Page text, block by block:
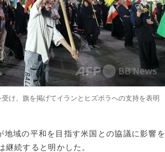
け、旗を掲げてイランとヒズボラへの支持を表明
地域の平和を目指す米国との協議に影響を
続すると明かした。